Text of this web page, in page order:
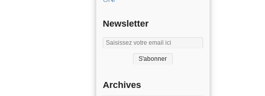
Newsletter
Archives